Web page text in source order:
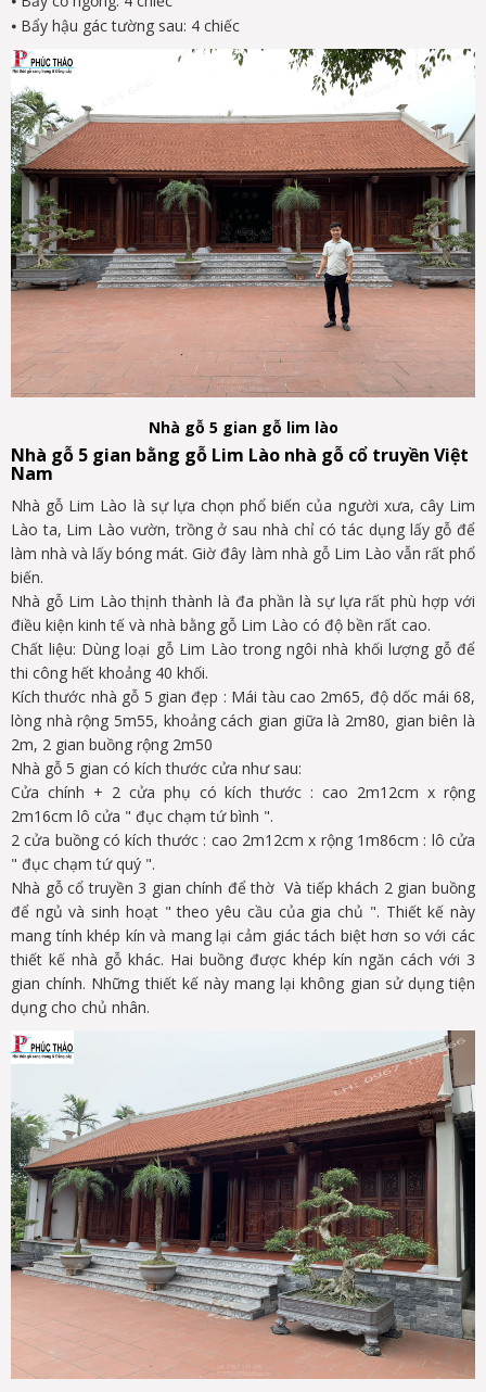
⦁ Bẩy hậu gác tường sau: 4 chiếc
Nhà gỗ 5 gian gỗ lim lào
Nhà gỗ 5 gian bằng gỗ Lim Lào nhà gỗ cổ truyền Việt
Nam
Nhà gỗ Lim Lào là sự lựa chọn phổ biến của người xưa, cây Lim
Lào ta, Lim Lào vườn, trồng ở sau nhà chỉ có tác dụng lấy gỗ để
làm nhà và lấy bóng mát. Giờ đây làm nhà gỗ Lim Lào vẫn rất phổ
biến.
Nhà gỗ Lim Lào thịnh thành là đa phần là sự lựa rất phù hợp với
điều kiện kinh tế và nhà bằng gỗ Lim Lào có độ bền rất cao.
Chất liệu: Dùng loại gỗ Lim Lào trong ngôi nhà khối lượng gỗ để
thi công hết khoảng 40 khối.
Kích thước nhà gỗ 5 gian đẹp : Mái tàu cao 2m65, độ dốc mái 68,
lòng nhà rộng 5m55, khoảng cách gian giữa là 2m80, gian biên là
2m, 2 gian buồng rộng 2m50
Nhà gỗ 5 gian có kích thước cửa như sau:
Cửa chính + 2 cửa phụ có kích thước : cao 2m12cm x rộng
2m16cm lô cửa " đục chạm tứ bình ".
2 cửa buồng có kích thước : cao 2m12cm x rộng 1m86cm : lô cửa
" đục chạm tứ quý ".
Nhà gỗ cổ truyền 3 gian chính để thờ Và tiếp khách 2 gian buồng
để ngủ và sinh hoạt " theo yêu cầu của gia chủ ". Thiết kế này
mang tính khép kín và mang lại cảm giác tách biệt hơn so với các
thiết kế nhà gỗ khác. Hai buồng được khép kín ngăn cách với 3
gian chính. Những thiết kế này mang lại không gian sử dụng tiện
dụng cho chủ nhân.